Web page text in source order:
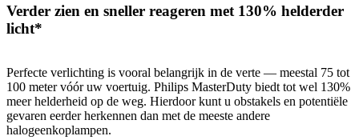
Verder zien en sneller reageren met 130% helderder
licht*
Perfecte verlichting is vooral belangrijk in de verte — meestal 75 tot
100 meter vóór uw voertuig. Philips MasterDuty biedt tot wel 130%
meer helderheid op de weg. Hierdoor kunt u obstakels en potentiële
gevaren eerder herkennen dan met de meeste andere
halogeenkoplampen.